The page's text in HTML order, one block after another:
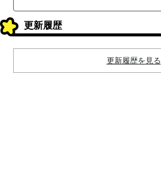
更新履歴
更新履歴を見る